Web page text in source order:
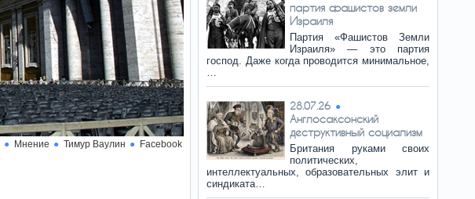
Мнение Тимур Ваулин Facebook
партия фашистов земли
Израиля
Партия «Фашистов Земли
Израиля» — это партия
господ. Даже когда проводится минимальное,
…
28.07.26
Англосаксонский
деструктивный социализм
Британия руками своих
политических,
интеллектуальных, образовательных элит и
синдиката…